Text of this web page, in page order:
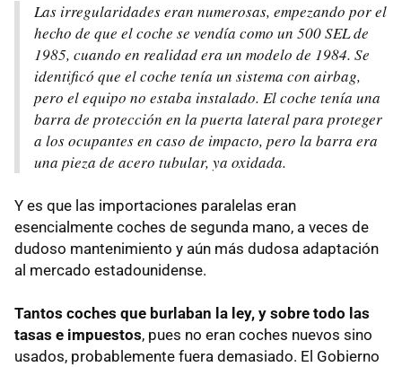
Las irregularidades eran numerosas, empezando por el
hecho de que el coche se vendía como un 500 SEL de
1985, cuando en realidad era un modelo de 1984. Se
identificó que el coche tenía un sistema con airbag,
pero el equipo no estaba instalado. El coche tenía una
barra de protección en la puerta lateral para proteger
a los ocupantes en caso de impacto, pero la barra era
una pieza de acero tubular, ya oxidada.
Y es que las importaciones paralelas eran
esencialmente coches de segunda mano, a veces de
dudoso mantenimiento y aún más dudosa adaptación
al mercado estadounidense.
Tantos coches que burlaban la ley, y sobre todo las
tasas e impuestos, pues no eran coches nuevos sino
usados, probablemente fuera demasiado. El Gobierno